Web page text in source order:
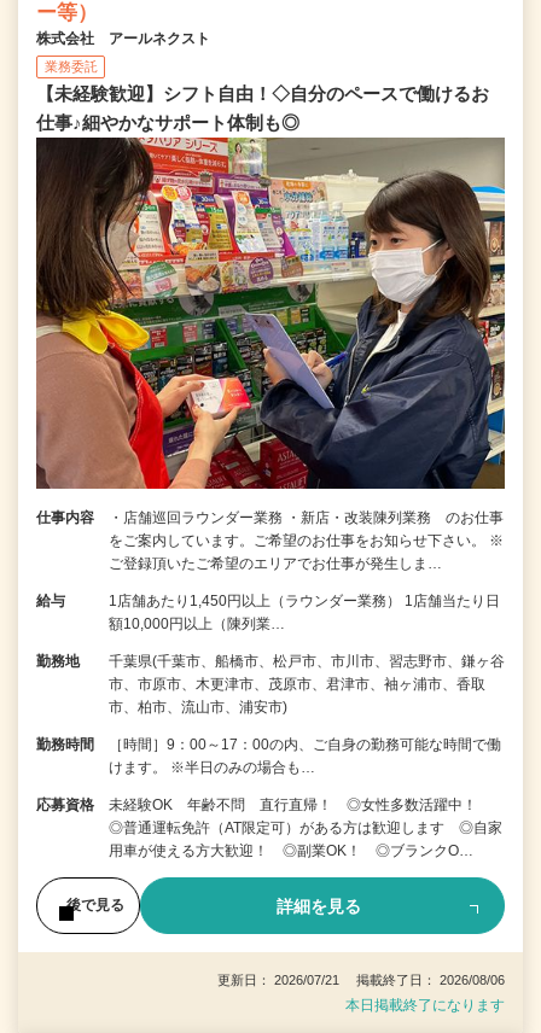
ー等）
株式会社 アールネクスト
業務委託
【未経験歓迎】シフト自由！◇自分のペースで働けるお
仕事♪細やかなサポート体制も◎
仕事内容
・店舗巡回ラウンダー業務 ・新店・改装陳列業務 のお仕事
をご案内しています。ご希望のお仕事をお知らせ下さい。 ※
ご登録頂いたご希望のエリアでお仕事が発生しま…
給与
1店舗あたり1,450円以上（ラウンダー業務） 1店舗当たり日
額10,000円以上（陳列業…
勤務地
千葉県(千葉市、船橋市、松戸市、市川市、習志野市、鎌ヶ谷
市、市原市、木更津市、茂原市、君津市、袖ヶ浦市、香取
市、柏市、流山市、浦安市)
勤務時間
［時間］9：00～17：00の内、ご自身の勤務可能な時間で働
けます。 ※半日のみの場合も…
応募資格
未経験OK 年齢不問 直行直帰！ ◎女性多数活躍中！
◎普通運転免許（AT限定可）がある方は歓迎します ◎自家
用車が使える方大歓迎！ ◎副業OK！ ◎ブランクO…
後で見る 詳細を見る
更新日： 2026/07/21 掲載終了日： 2026/08/06
本日掲載終了になります